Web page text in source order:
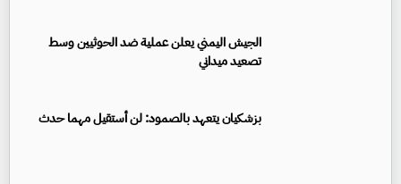
الجيش اليمني يعلن عملية ضد الحوثيين وسط
تصعيد ميداني
بزشكيان يتعهد بالصمود: لن أستقيل مهما حدث